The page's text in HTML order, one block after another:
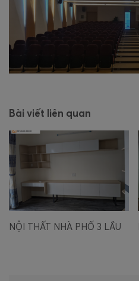
Bài viết liên quan
NỘI THẤT NHÀ PHỐ 3 LẦU